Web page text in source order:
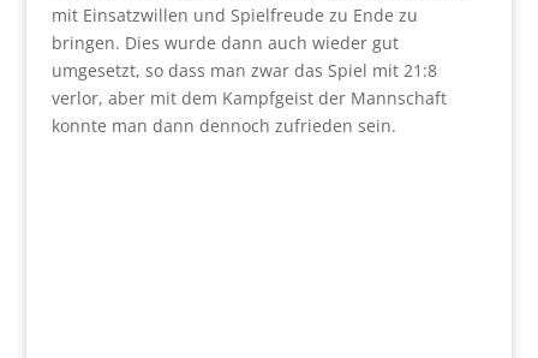
mit Einsatzwillen und Spielfreude zu Ende zu
bringen. Dies wurde dann auch wieder gut
umgesetzt, so dass man zwar das Spiel mit 21:8
verlor, aber mit dem Kampfgeist der Mannschaft
konnte man dann dennoch zufrieden sein.